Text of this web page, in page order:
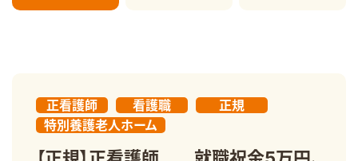
正看護師 看護職
正規
特別養護老人ホーム